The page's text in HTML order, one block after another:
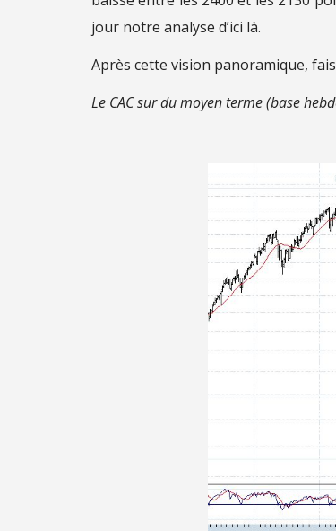
jour notre analyse d’ici là.
Après cette vision panoramique,
Le CAC sur du moyen terme (base